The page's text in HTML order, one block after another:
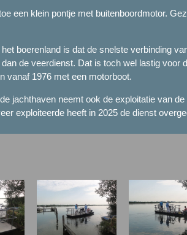
een klein pontje met buitenboordmotor.
boerenland is dat de snelste verbinding
de veerdienst. Dat is toch wel lastig voor
vanaf 1976 met een motorboot.
jachthaven neemt ook de exploitatie van
exploiteerde heeft in 2025 de dienst